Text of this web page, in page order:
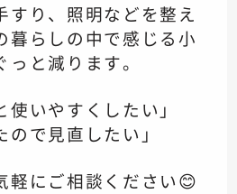
すり、照明などを整え
暮らしの中で感じる小
と減ります。
使いやすくしたい」
ので見直したい」
軽にご相談ください😊